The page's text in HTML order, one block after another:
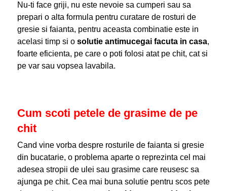
Nu-ti face griji, nu este nevoie sa cumperi sau sa
prepari o alta formula pentru curatare de rosturi de
gresie si faianta, pentru aceasta combinatie este in
acelasi timp si o solutie antimucegai facuta in casa,
foarte eficienta, pe care o poti folosi atat pe chit, cat si
pe var sau vopsea lavabila.
Cum scoti petele de grasime de pe
chit
Cand vine vorba despre rosturile de faianta si gresie
din bucatarie, o problema aparte o reprezinta cel mai
adesea stropii de ulei sau grasime care reusesc sa
ajunga pe chit. Cea mai buna solutie pentru scos pete